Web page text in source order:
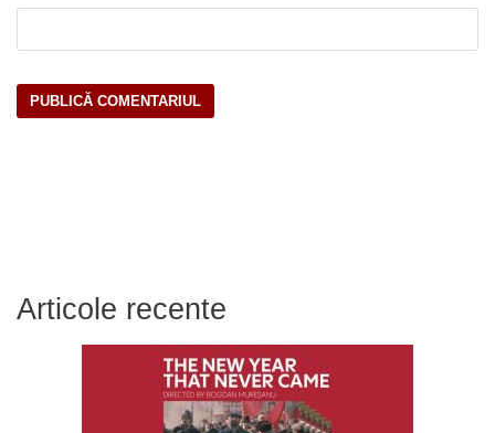
Articole recente